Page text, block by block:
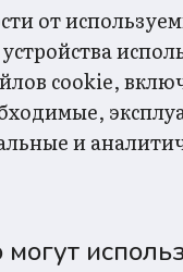
от
cookie,
и